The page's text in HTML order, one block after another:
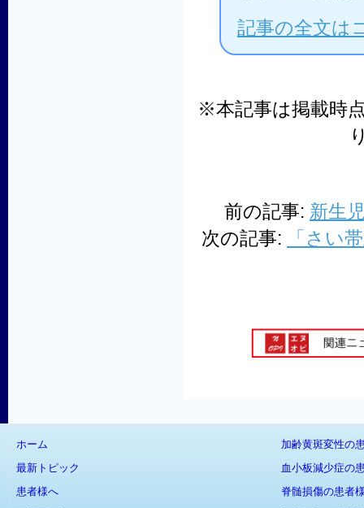
記事の全文は
※本記事は掲載時
前の記事: 新生
次の記事:
「さい
ホーム
最新トピック
患者様へ
加齢黄斑変性の
血小板減少症の
脊髄損傷の患者